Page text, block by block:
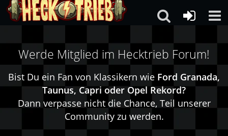
Werde Mitglied im Hecktrieb Forum!
Bist Du ein Fan von Klassikern wie Ford Granada,
Taunus, Capri oder Opel Rekord?
Dann verpasse nicht die Chance, Teil unserer
Community zu werden.